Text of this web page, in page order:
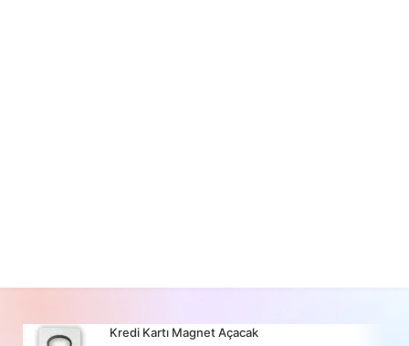
Kredi Kartı Magnet Açacak